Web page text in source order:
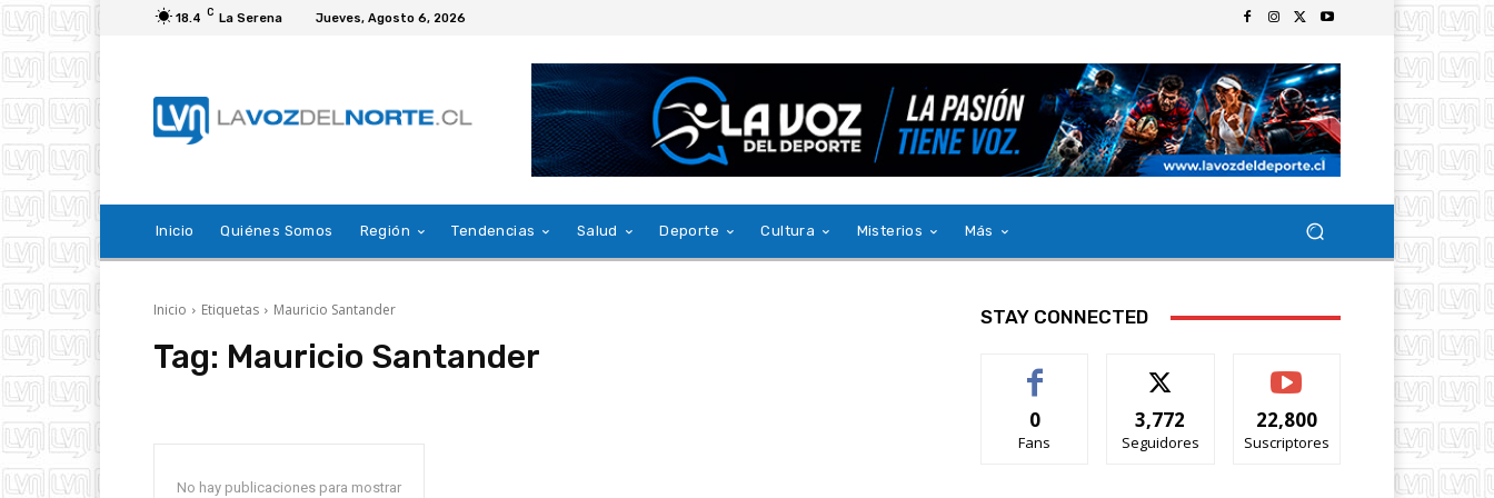
18.4 C La Serena Jueves, Agosto 6, 2026
Inicio Quiénes Somos Región Tendencias Salud Deporte Cultura Misterios Más
Inicio Etiquetas Mauricio Santander
Tag: Mauricio Santander
No hay publicaciones para mostrar
STAY CONNECTED
0
Fans
3,772
Seguidores
22,800
Suscriptores